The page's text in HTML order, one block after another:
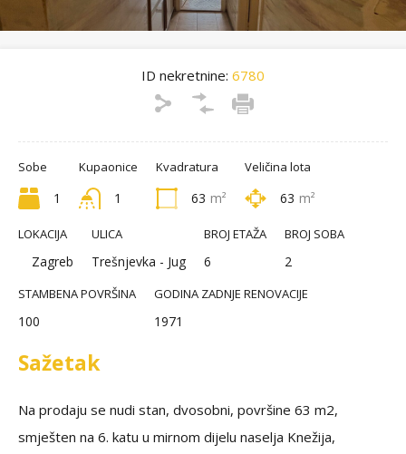
ID nekretnine: 6780
Sobe
1
Kupaonice
1
Kvadratura
63 m²
Veličina lota
63 m²
LOKACIJA
Zagreb
ULICA
Trešnjevka - Jug
BROJ ETAŽA
6
BROJ SOBA
2
STAMBENA POVRŠINA
100
GODINA ZADNJE RENOVACIJE
1971
Sažetak
Na prodaju se nudi stan, dvosobni, površine 63 m2,
smješten na 6. katu u mirnom dijelu naselja Knežija,